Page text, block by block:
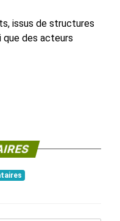
issus de structures
que des acteurs